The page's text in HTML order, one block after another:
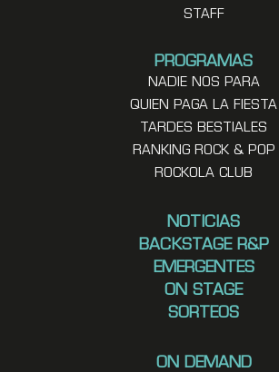
STAFF
PROGRAMAS
NADIE NOS PARA
QUIEN PAGA LA FIESTA
TARDES BESTIALES
RANKING ROCK & POP
ROCKOLA CLUB
NOTICIAS
BACKSTAGE R&P
EMERGENTES
ON STAGE
SORTEOS
ON DEMAND